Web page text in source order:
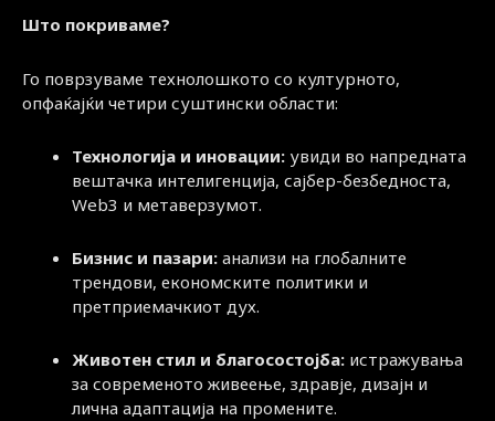
Што покриваме?
Го поврзуваме технолошкото со културното,
опфаќајќи четири суштински области:
Технологија и иновации: увиди во напредната
вештачка интелигенција, сајбер-безбедноста,
Web3 и метаверзумот.
Бизнис и пазари: анализи на глобалните
трендови, економските политики и
претприемачкиот дух.
Животен стил и благосостојба: истражувања
за современото живеење, здравје, дизајн и
лична адаптација на промените.